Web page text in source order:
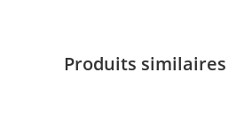
Produits similaires